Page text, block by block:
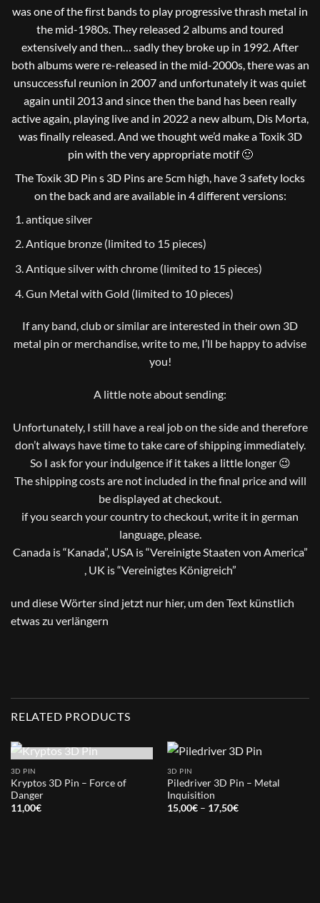
was one of the first bands to play progressive thrash metal in
the mid-1980s. They released 2 albums and toured
extensively and then… sadly they broke up in 1992. After
both albums were re-released in the mid-2000s, there was an
unsuccessful reunion in 2007 and unfortunately it was quiet
again until 2013 and since then the band has been really
active again, playing live and in 2022 a new album, Dis Morta,
was finally released. And we thought we’d make a Toxik 3D
pin with the very appropriate motif 🙂
The Toxik 3D Pin s 3D Pins are 5cm high, have 3 safety locks
on the back and are available in 4 different versions:
antique silver
Antique bronze (limited to 15 pieces)
Antique silver with chrome (limited to 15 pieces)
Gun Metal with Gold (limited to 10 pieces)
If any band, club or similar are interested in their own 3D
metal pin or merchandise, write to me, I’ll be happy to advise
you!
A little note about sending:
Unfortunately, I still have a real job on the side and therefore
don’t always have time to take care of shipping immediately.
So I ask for your indulgence if it takes a little longer 😉
The shipping costs are not included in the final price and will
be displayed at checkout.
if you search your country to checkout, write it in german
language, please.
Canada is “Kanada”, USA is “Vereinigte Staaten von America”
, UK is “Vereinigtes Königreich”
und diese Wörter sind jetzt nur hier, um den Text künstlich
etwas zu verlängern
RELATED PRODUCTS
3D PIN
Kryptos 3D Pin – Force of
Danger
11,00€
3D PIN
Piledriver 3D Pin – Metal
Inquisition
15,00€ – 17,50€Price